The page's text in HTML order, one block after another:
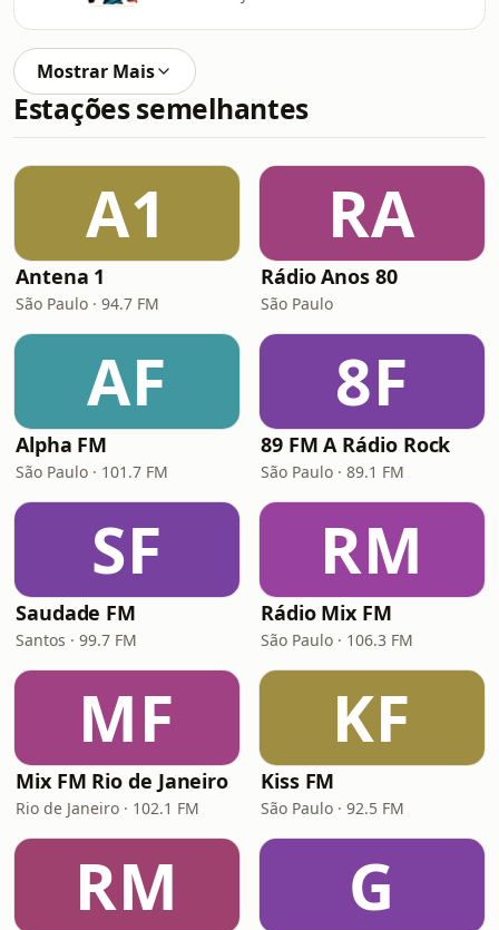
Mostrar Mais
Estações semelhantes
A1
Antena 1
São Paulo · 94.7 FM
RA
Rádio Anos 80
São Paulo
AF
Alpha FM
São Paulo · 101.7 FM
8F
89 FM A Rádio Rock
São Paulo · 89.1 FM
SF
Saudade FM
Santos · 99.7 FM
RM
Rádio Mix FM
São Paulo · 106.3 FM
MF
Mix FM Rio de Janeiro
Rio de Janeiro · 102.1 FM
KF
Kiss FM
São Paulo · 92.5 FM
RM G